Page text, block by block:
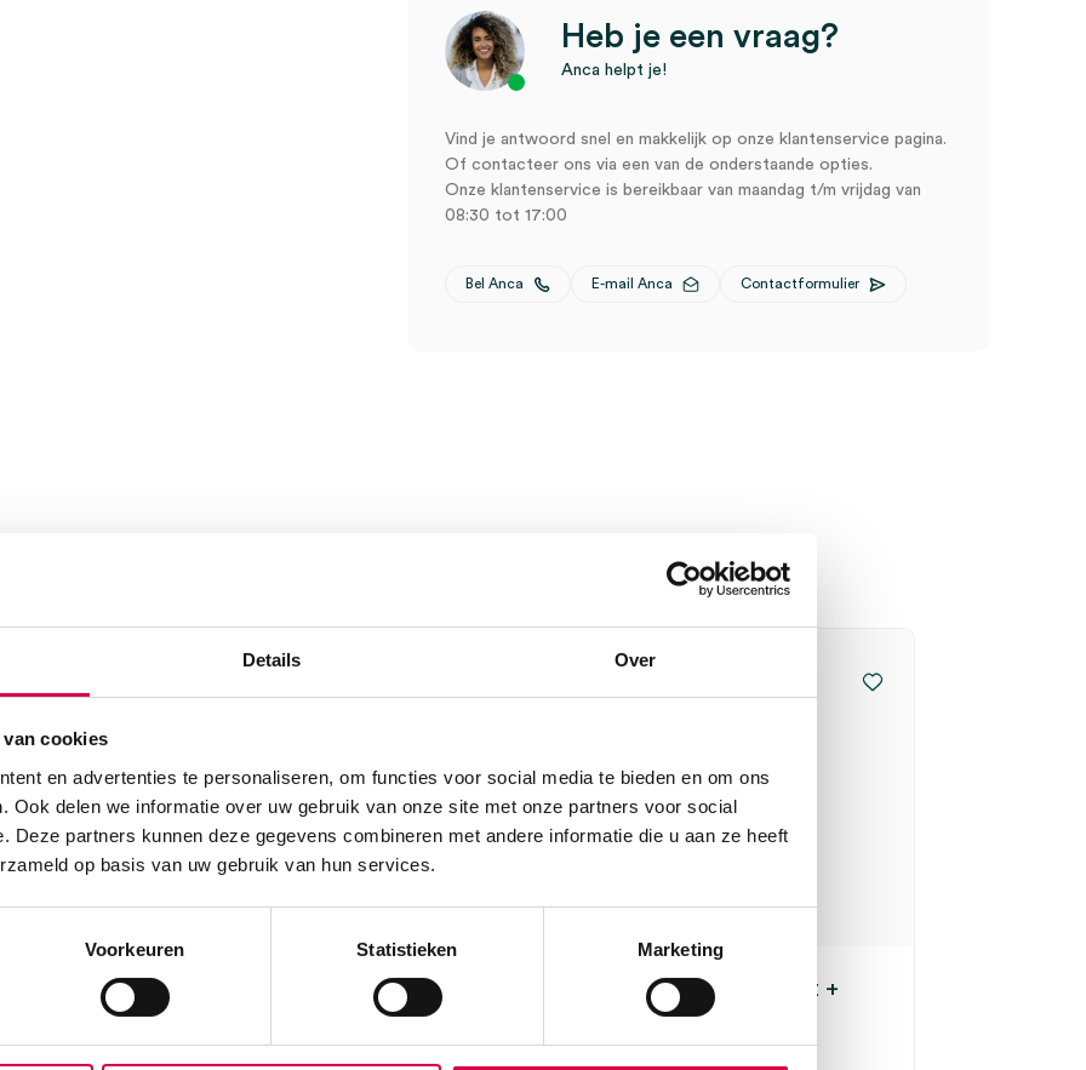
Details Over
cookies
en advertenties te personaliseren, om functies voor social media te bieden en om ons
Ook delen we informatie over uw gebruik van onze site met onze partners voor social
Deze partners kunnen deze gegevens combineren met andere informatie die u aan ze heeft
op basis van uw gebruik van hun services.
Voorkeuren Statistieken Marketing
Heb je een vraag?
Anca helpt je!
Vind je antwoord snel en makkelijk op onze klantenservice pagina.
Of contacteer ons via een van de onderstaande opties.
Onze klantenservice is bereikbaar van maandag t/m vrijdag van
08:30 tot 17:00
Bel Anca E-mail Anca Contactformulier
Heine NC2/7 cover voor Apple
iPhone 7/8 (1)
HEINE
Heine DELTAone contactplaat +
schaalverdeling (1)